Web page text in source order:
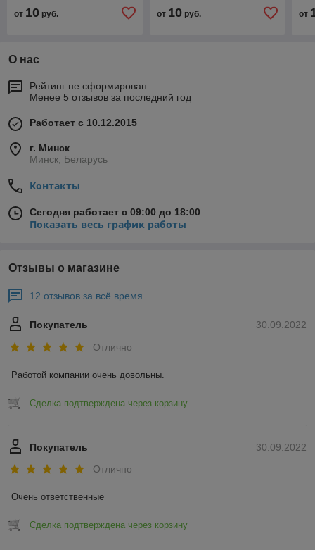
от 10 руб. от 10руб. от
О нас
Рейтинг не сформирован
Менее 5 отзывов за последний год
Работает с 10.12.2015
г. Минск
Минск, Беларусь
Контакты
Сегодня работает с 09:00 до 18:00
Показать весь график работы
Отзывы о магазине
12 отзывов за всё время
30.09.2022
Покупатель
Отлично
Работой компании очень довольны.
Сделка подтверждена через корзину
30.09.2022
Покупатель
Отлично
Очень ответственные
Сделка подтверждена через корзину